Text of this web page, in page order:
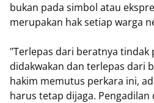
bukan pada simbol atau
merupakan hak setiap warga
"Terlepas dari beratnya tindak
didakwakan dan terlepas dari
hakim memutus perkara ini,
harus tetap dijaga.